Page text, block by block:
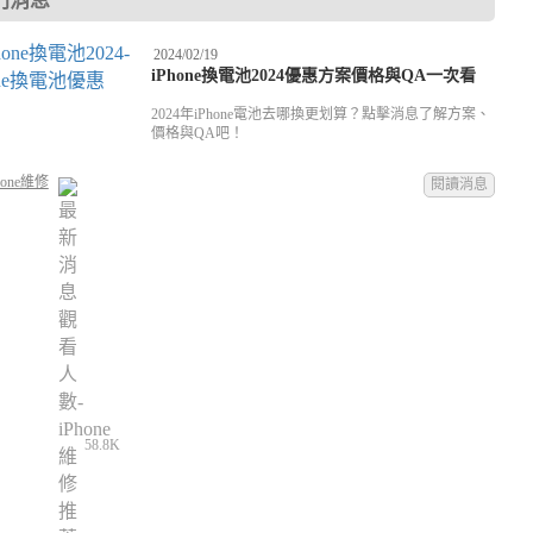
2024/02/19
iPhone換電池2024優惠方案價格與QA一次看
2024年iPhone電池去哪換更划算？點擊消息了解方案、
價格與QA吧！
維修
58.8K
閱讀消息